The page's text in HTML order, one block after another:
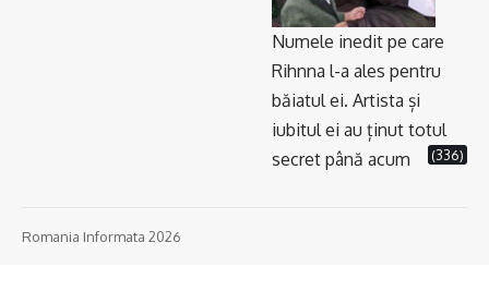
Numele inedit pe care
Rihnna l-a ales pentru
băiatul ei. Artista și
iubitul ei au ținut totul
secret până acum
(336)
Romania Informata 2026